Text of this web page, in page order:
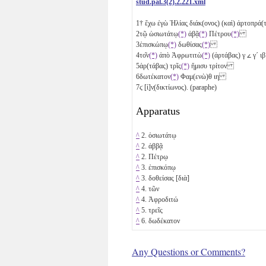
1† ἔχω ἐγὼ Ἠλίας̣ διάκ(ονος) (καὶ)
2τῷ ὡσιωτάτῳ(*) ἀβᾷ(*) Πέτρου(*)
3ἐπισκώπῳ(*) δωθίσας(*)
4το͂ν(*) ἀπὸ Ἀφρωτιτὼ(*) (ἀρτάβας) γ 𐅵 γ´
5ἀρ(τάβας) τρῖς(*) ἥμισυ τρίτον
6δωτέκατον(*) Φαμ(ενὼ)θ ιη
7ϛ [ἰ]ν̣(δικτίωνος). (paraphe)
Apparatus
^ 2. ὁσιωτάτῳ
^ 2. ἀββᾷ
^ 2. Πέτρῳ
^ 3. ἐπισκόπῳ
^ 3. δοθείσας [διὰ]
^ 4. τῶν
^ 4. Ἀφροδιτώ
^ 5. τρεῖς
^ 6. δωδέκατον
Any Questions or Comments?